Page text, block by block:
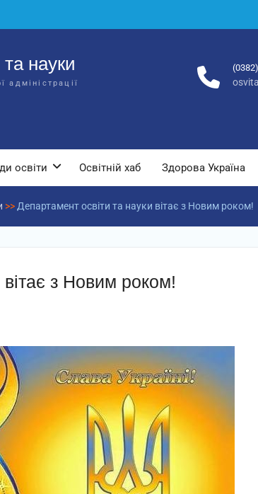
науки
адміністрації
освіти Освітній хаб Здорова Україна
>> Департамент освіти та науки вітає з Новим роком!
з Новим роком!